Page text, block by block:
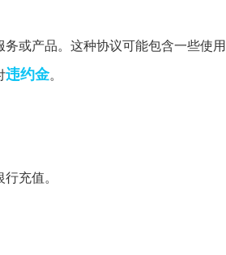
或产品。这种协议可能包含一些使用
违约金。
充值。